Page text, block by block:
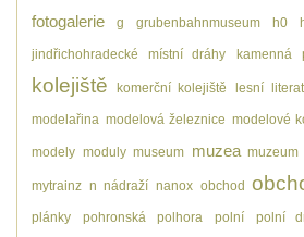
fotogalerie g grubenbahnmuseum h0
jindřichohradecké místní dráhy kamenná
kolejiště komerční kolejiště lesní
modelařina modelová železnice modelové
modely moduly museum muzea muzeum
mytrainz n nádraží nanox obchod
plánky pohronská polhora polní polní